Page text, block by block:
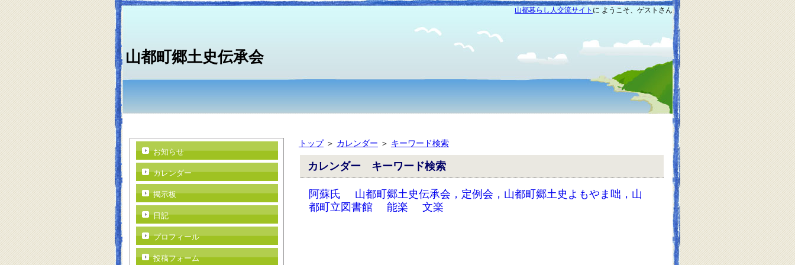
山都暮らし人交流サイト に ようこそ、ゲストさん
山都町郷土史伝承会
トップ＞ カレンダー ＞ キーワード検索
カレンダー キーワード検索
阿蘇氏
山都町郷土史伝承会，定例会，山都町郷土史よもやま咄，山
都町立図書館
能楽 文楽
お知らせ
カレンダー
掲示板
日記
プロフィール
投稿フォーム